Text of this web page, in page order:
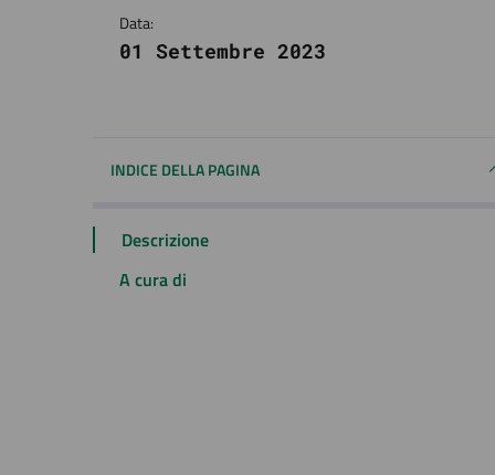
Data:
01 Settembre 2023
INDICE DELLA PAGINA
Descrizione
A cura di